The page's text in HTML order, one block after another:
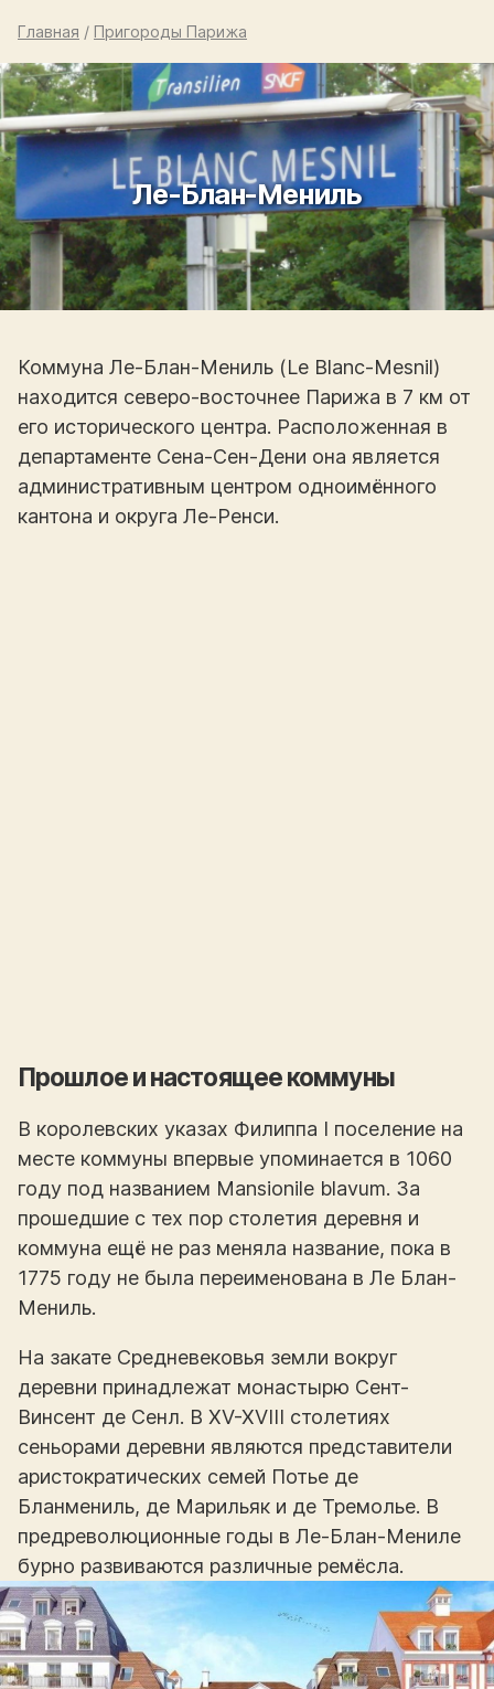
Главная / Пригороды Парижа
Ле-Блан-Мениль
Коммуна Ле-Блан-Мениль (Le Blanc-Mesnil)
находится северо-восточнее Парижа в 7 км от
его исторического центра. Расположенная в
департаменте Сена-Сен-Дени она является
административным центром одноимённого
кантона и округа Ле-Ренси.
Прошлое и настоящее коммуны
В королевских указах Филиппа I поселение на
месте коммуны впервые упоминается в 1060
году под названием Mansionile blavum. За
прошедшие с тех пор столетия деревня и
коммуна ещё не раз меняла название, пока в
1775 году не была переименована в Ле Блан-
Мениль.
На закате Средневековья земли вокруг
деревни принадлежат монастырю Сент-
Винсент де Сенл. В XV-XVIII столетиях
сеньорами деревни являются представители
аристократических семей Потье де
Бланмениль, де Марильяк и де Тремолье. В
предреволюционные годы в Ле-Блан-Мениле
бурно развиваются различные ремёсла.